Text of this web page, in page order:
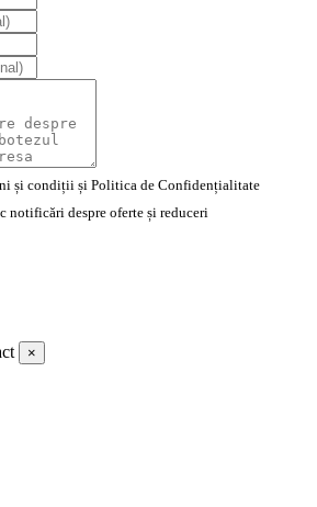
și condiții și Politica de Confidențialitate
notificări despre oferte și reduceri
×